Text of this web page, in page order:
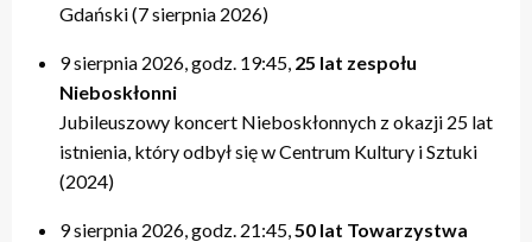
Gdański (7 sierpnia 2026)
9 sierpnia 2026, godz. 19:45, 25 lat zespołu
Nieboskłonni
Jubileuszowy koncert Nieboskłonnych z okazji 25 lat
istnienia, który odbył się w Centrum Kultury i Sztuki
(2024)
9 sierpnia 2026, godz. 21:45, 50 lat Towarzystwa